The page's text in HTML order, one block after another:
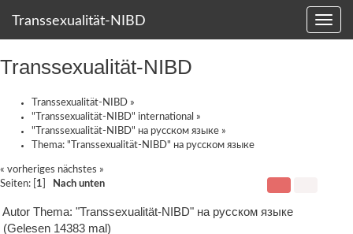
Transsexualität-NIBD
Transsexualität-NIBD
Transsexualität-NIBD »
"Transsexualität-NIBD" international »
"Transsexualität-NIBD" на русском языке »
Thema: "Transsexualität-NIBD" на русском языке
« vorheriges nächstes »
Seiten: [ 1 Nach unten
Autor Thema: "Transsexualität-NIBD" на русском языке
(Gelesen 14383 mal)